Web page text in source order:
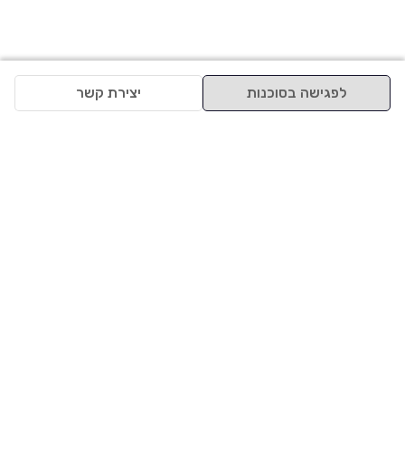
לפגישה בסוכנות יצירת קשר